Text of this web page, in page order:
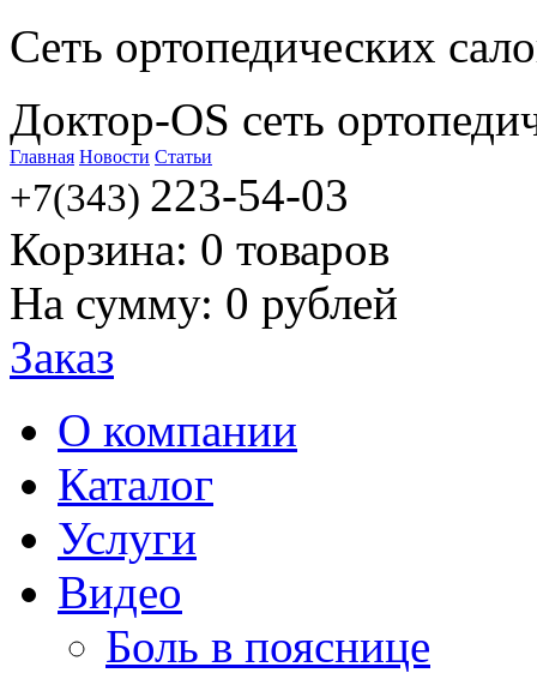
Сеть ортопедических
Доктор-OS сеть
Главная Новости Статьи
+7(343) 223-54-03
Корзина: 0 товаров
На сумму: 0 рублей
Заказ
О компании
Каталог
Услуги
Видео
Боль в пояснице